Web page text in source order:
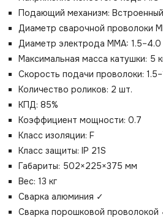
Подающий механизм: Встроенный
Диаметр сварочной проволоки
Диаметр электрода MMA:
Максимальная масса катушки: 5
Скорость подачи проволоки:
Количество роликов: 2 шт.
КПД: 85%
Коэффициент мощности: 0.7
Класс изоляции: F
Класс защиты: IP 21S
Габариты: 502×225×375 мм
Вес: 13 кг
Сварка алюминия ✓
Сварка порошковой проволокой